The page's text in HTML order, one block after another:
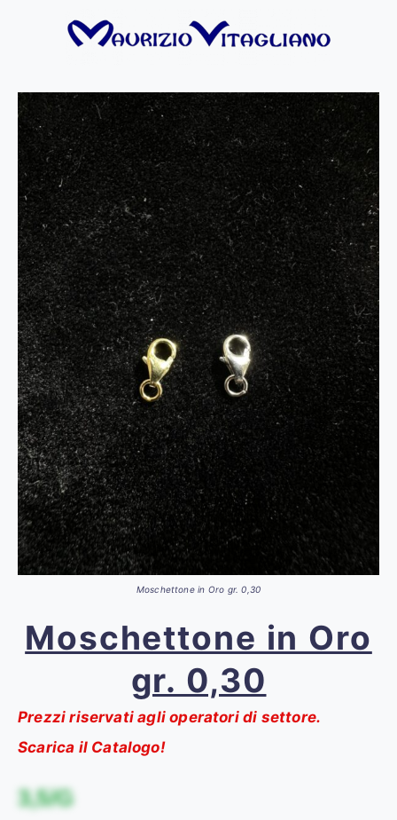
Moschettone in Oro gr. 0,30
Moschettone in Oro
gr. 0,30
Prezzi riservati agli operatori di settore.
Scarica il Catalogo!
3,5/G